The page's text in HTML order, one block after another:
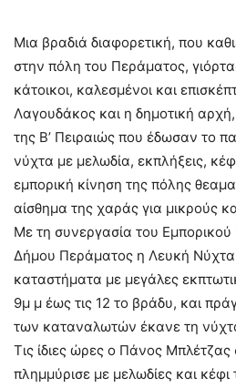
Μια βραδιά διαφορετική, που
στην πόλη του Περάματος,
κάτοικοι, καλεσμένοι και
Λαγουδάκος και η δημοτική
της Β’ Πειραιώς που έδωσαν το
νύχτα με μελωδία, εκπλήξεις,
εμπορική κίνηση της πόλης
αίσθημα της χαράς για μικρούς
Με τη συνεργασία του Εμπορικού
Δήμου Περάματος η Λευκή Νύχτα
καταστήματα με μεγάλες
9μ μ έως τις 12 το βράδυ, και
των καταναλωτών έκανε τη
Τις ίδιες ώρες ο Πάνος
πλημμύρισε με μελωδίες και